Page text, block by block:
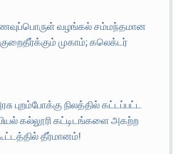
வழங்கல் சம்மந்தமான
முகாம்; கலெக்டர்
புறம்போக்கு நிலத்தில் கட்டப்பட்ட
கல்லூரி கட்டிடங்களை அகற்ற
தீர்மானம்!